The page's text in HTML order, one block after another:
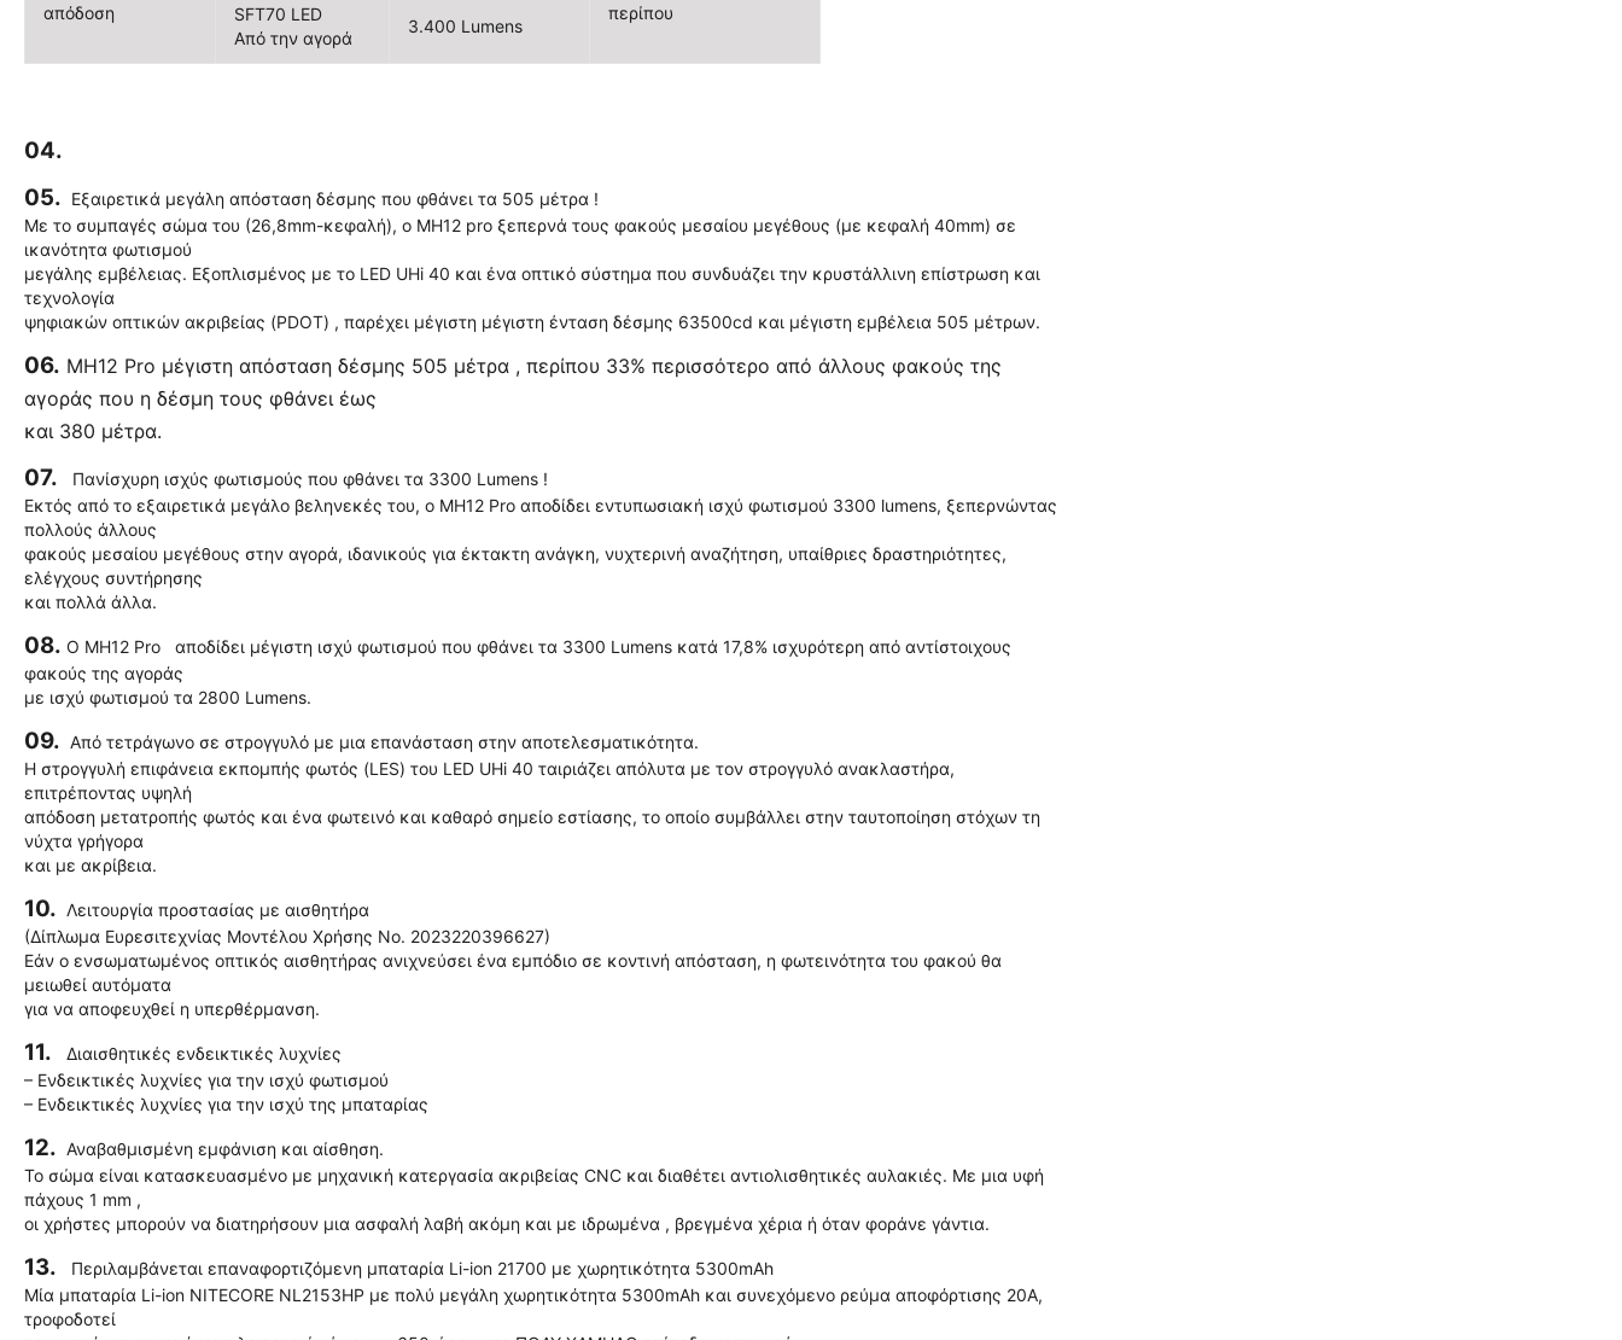
απόδοση
περίπου
SFT70 LED
Από την αγορά
3.400 Lumens
04.
05. Εξαιρετικά μεγάλη απόσταση δέσμης που φθάνει τα 505 μέτρα !
Με το συμπαγές σώμα του (26,8mm-κεφαλή), ο MH12 pro ξεπερνά τους φακούς μεσαίου μεγέθους (με κεφαλή 40mm) σε
ικανότητα φωτισμού
μεγάλης εμβέλειας. Εξοπλισμένος με το LED UHi 40 και ένα οπτικό σύστημα που συνδυάζει την κρυστάλλινη επίστρωση και
τεχνολογία
ψηφιακών οπτικών ακριβείας (PDOT) , παρέχει μέγιστη μέγιστη ένταση δέσμης 63500cd και μέγιστη εμβέλεια 505 μέτρων.
06. MH12 Pro μέγιστη απόσταση δέσμης 505 μέτρα , περίπου 33% περισσότερο από άλλους φακούς της
αγοράς που η δέσμη τους φθάνει έως
και 380 μέτρα.
07. Πανίσχυρη ισχύς φωτισμούς που φθάνει τα 3300 Lumens !
Εκτός από το εξαιρετικά μεγάλο βεληνεκές του, ο MH12 Pro αποδίδει εντυπωσιακή ισχύ φωτισμού 3300 lumens, ξεπερνώντας
πολλούς άλλους
φακούς μεσαίου μεγέθους στην αγορά, ιδανικούς για έκτακτη ανάγκη, νυχτερινή αναζήτηση, υπαίθριες δραστηριότητες,
ελέγχους συντήρησης
και πολλά άλλα.
08. Ο MH12 Pro αποδίδει μέγιστη ισχύ φωτισμού που φθάνει τα 3300 Lumens κατά 17,8% ισχυρότερη από αντίστοιχους
φακούς της αγοράς
με ισχύ φωτισμού τα 2800 Lumens.
09. Aπό τετράγωνο σε στρογγυλό με μια επανάσταση στην αποτελεσματικότητα.
Η στρογγυλή επιφάνεια εκπομπής φωτός (LES) του LED UHi 40 ταιριάζει απόλυτα με τον στρογγυλό ανακλαστήρα,
επιτρέποντας υψηλή
απόδοση μετατροπής φωτός και ένα φωτεινό και καθαρό σημείο εστίασης, το οποίο συμβάλλει στην ταυτοποίηση στόχων τη
νύχτα γρήγορα
και με ακρίβεια.
10. Λειτουργία προστασίας με αισθητήρα
(Δίπλωμα Ευρεσιτεχνίας Μοντέλου Χρήσης Νο. 2023220396627)
Εάν ο ενσωματωμένος οπτικός αισθητήρας ανιχνεύσει ένα εμπόδιο σε κοντινή απόσταση, η φωτεινότητα του φακού θα
μειωθεί αυτόματα
για να αποφευχθεί η υπερθέρμανση.
11. Διαισθητικές ενδεικτικές λυχνίες
– Ενδεικτικές λυχνίες για την ισχύ φωτισμού
– Ενδεικτικές λυχνίες για την ισχύ της μπαταρίας
12. Αναβαθμισμένη εμφάνιση και αίσθηση.
Το σώμα είναι κατασκευασμένο με μηχανική κατεργασία ακριβείας CNC και διαθέτει αντιολισθητικές αυλακιές. Με μια υφή
πάχους 1 mm ,
οι χρήστες μπορούν να διατηρήσουν μια ασφαλή λαβή ακόμη και με ιδρωμένα , βρεγμένα χέρια ή όταν φοράνε γάντια.
13. Περιλαμβάνεται επαναφορτιζόμενη μπαταρία Li-ion 21700 με χωρητικότητα 5300mAh
Μία μπαταρία Li-ion NITECORE NL2153HP με πολύ μεγάλη χωρητικότητα 5300mAh και συνεχόμενο ρεύμα αποφόρτισης 20Α,
τροφοδοτεί